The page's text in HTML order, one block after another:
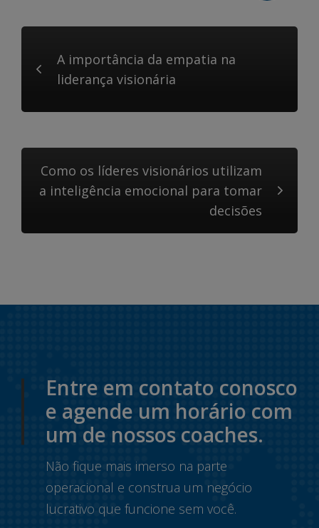
A importância da empatia na
liderança visionária
Como os líderes visionários utilizam
a inteligência emocional para tomar
decisões
Entre em contato conosco
e agende um horário com
um de nossos coaches.
Não fique mais imerso na parte
operacional e construa um negócio
lucrativo que funcione sem você.